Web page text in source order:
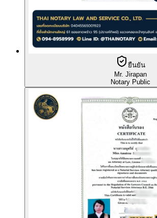
ยืนยัน
Mr. Jirapan
Notary Public